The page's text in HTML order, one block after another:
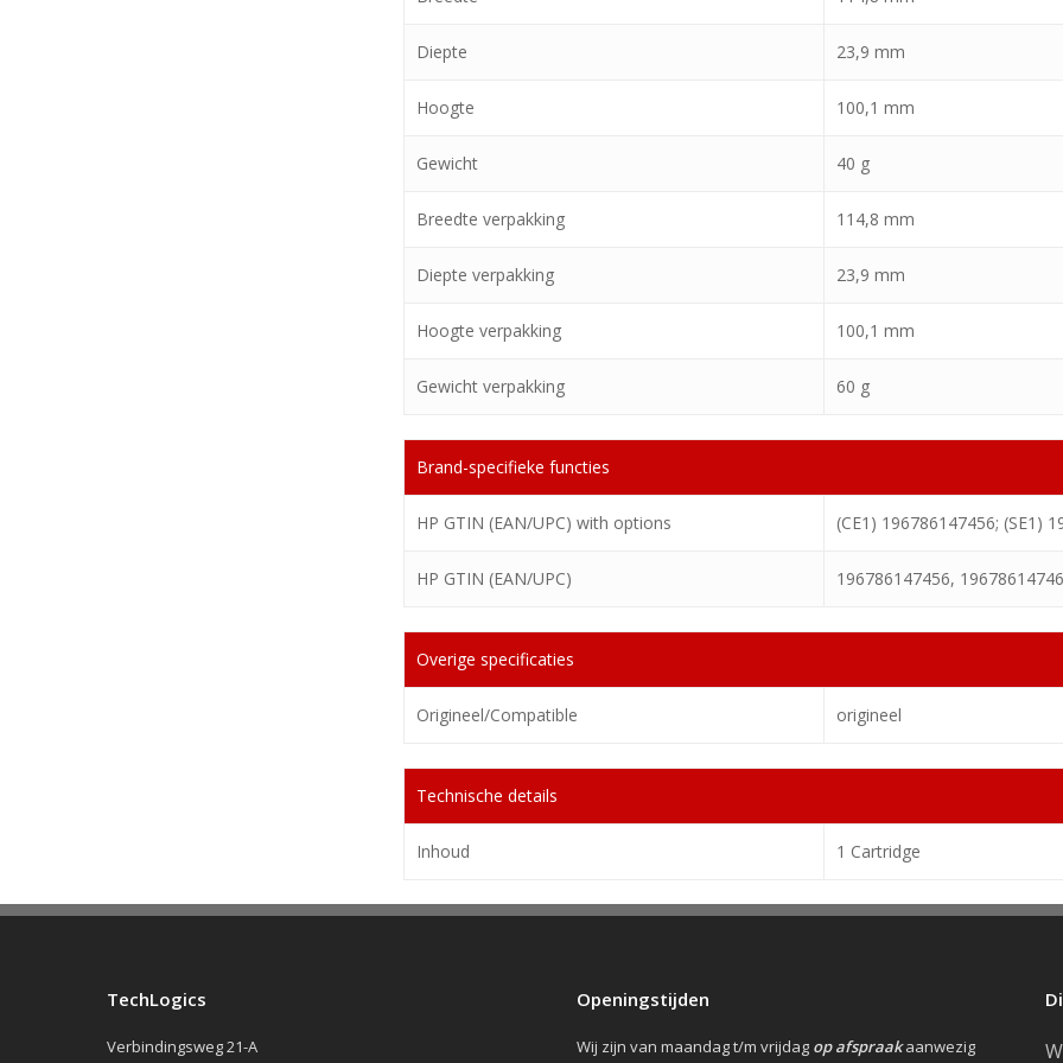
Diepte 23,9 mm
Hoogte 100,1 mm
Gewicht 40 g
Breedte verpakking 114,8 mm
Diepte verpakking 23,9 mm
Hoogte verpakking 100,1 mm
Gewicht verpakking 60 g
Brand-specifieke functies
HP GTIN (EAN/UPC) with options (CE1) 196786147456; (SE1)
HP GTIN (EAN/UPC) 196786147456,
Overige specificaties
Origineel/Compatible origineel
Technische details
Inhoud 1 Cartridge
TechLogics
Verbindingsweg 21-A
Openingstijden
Wij zijn van maandag t/m vrijdag op afspraakaanwezig